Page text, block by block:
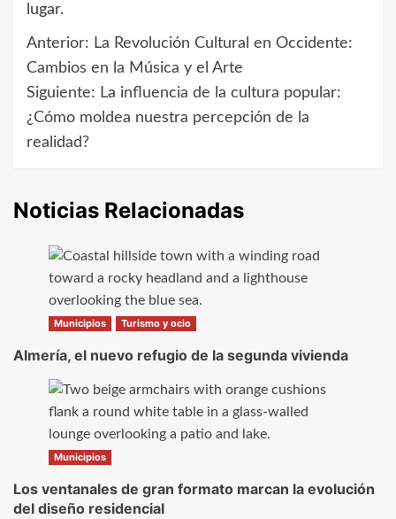
lugar.
Navegación
de
entradas
Anterior: La Revolución Cultural en Occidente:
Cambios en la Música y el Arte
Siguiente: La influencia de la cultura popular:
¿Cómo moldea nuestra percepción de la
realidad?
Noticias Relacionadas
Municipios Turismo y ocio
Almería, el nuevo refugio de la segunda vivienda
Municipios
Los ventanales de gran formato marcan la evolución
del diseño residencial